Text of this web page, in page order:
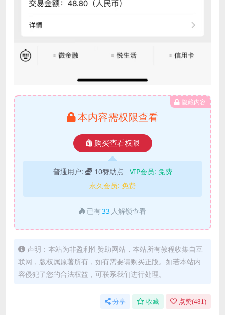
隐藏内容
本内容需权限查看
购买查看权限
普通用户: 10赞助点 VIP会员: 免费
永久会员: 免费
已有33 人解锁查看
声明：本站为非盈利性赞助网站，本站所有教程收集自互
联网，版权属原著所有，如有需要请购买正版。如若本站内
容侵犯了您的合法权益，可联系我们进行处理。
分享 收藏 点赞(481 )